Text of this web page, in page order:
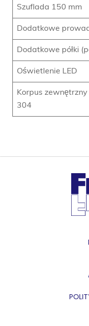
Szuflada 150 mm
Dodatkowe
Dodatkowe półki
Oświetlenie LED
Korpus
304